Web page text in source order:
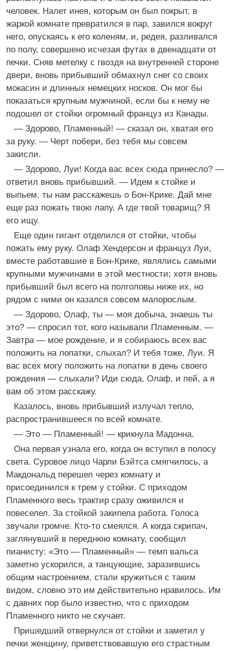
человек. Налет инея, которым он был покрыт, в
жаркой комнате превратился в пар, завился вокруг
него, опускаясь к его коленям, и, редея, разливался
по полу, совершено исчезая футах в двенадцати от
печки. Сняв метелку с гвоздя на внутренней стороне
двери, вновь прибывший обмахнул снег со своих
мокасин и длинных немецких носков. Он мог бы
показаться крупным мужчиной, если бы к нему не
подошел от стойки огромный француз из Канады.
— Здорово, Пламенный! — сказал он, хватая его
за руку. — Черт побери, без тебя мы совсем
закисли.
— Здорово, Луи! Когда вас всех сюда принесло? —
ответил вновь прибывший. — Идем к стойке и
выпьем, ты нам расскажешь о Бон-Крике. Дай мне
еще раз пожать твою лапу. А где твой товарищ? Я
его ищу.
Еще один гигант отделился от стойки, чтобы
пожать ему руку. Олаф Хендерсон и француз Луи,
вместе работавшие в Бон-Крике, являлись самыми
крупными мужчинами в этой местности; хотя вновь
прибывший был всего на полголовы ниже их, но
рядом с ними он казался совсем малорослым.
— Здорово, Олаф, ты — моя добыча, знаешь ты
это? — спросил тот, кого называли Пламенным. —
Завтра — мое рождение, и я собираюсь всех вас
положить на лопатки, слыхал? И тебя тоже, Луи. Я
вас всех могу положить на лопатки в день своего
рождения — слыхали? Иди сюда, Олаф, и пей, а я
вам об этом расскажу.
Казалось, вновь прибывший излучал тепло,
распространившееся по всей комнате.
— Это — Пламенный! — крикнула Мадонна.
Она первая узнала его, когда он вступил в полосу
света. Суровое лицо Чарли Бэйтса смягчилось, а
Макдональд перешел через комнату и
присоединился к трем у стойки. С приходом
Пламенного весь трактир сразу оживился и
повеселел. За стойкой закипела работа. Голоса
звучали громче. Кто-то смеялся. А когда скрипач,
заглянувший в переднюю комнату, сообщил
пианисту: «Это — Пламенный» — темп вальса
заметно ускорился, а танцующие, заразившись
общим настроением, стали кружиться с таким
видом, словно это им действительно нравилось. Им
с давних пор было известно, что с приходом
Пламенного никто не скучает.
Пришедший отвернулся от стойки и заметил у
печки женщину, приветствовавшую его страстным